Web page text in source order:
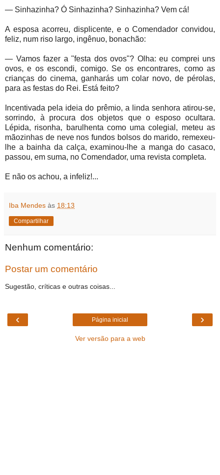
— Sinhazinha? Ó Sinhazinha? Sinhazinha? Vem cá!
A esposa acorreu, displicente, e o Comendador convidou,
feliz, num riso largo, ingênuo, bonachão:
— Vamos fazer a "festa dos ovos"? Olha: eu comprei uns
ovos, e os escondi, comigo. Se os encontrares, como as
crianças do cinema, ganharás um colar novo, de pérolas,
para as festas do Rei. Está feito?
Incentivada pela ideia do prêmio, a linda senhora atirou-se,
sorrindo, à procura dos objetos que o esposo ocultara.
Lépida, risonha, barulhenta como uma colegial, meteu as
mãozinhas de neve nos fundos bolsos do marido, remexeu-
lhe a bainha da calça, examinou-lhe a manga do casaco,
passou, em suma, no Comendador, uma revista completa.
E não os achou, a infeliz!...
Iba Mendes às 18:13
Compartilhar
Nenhum comentário:
Postar um comentário
Sugestão, críticas e outras coisas...
‹ ›
Página inicial
Ver versão para a web